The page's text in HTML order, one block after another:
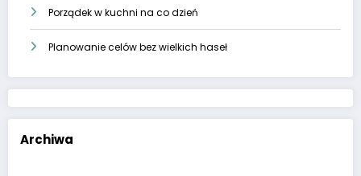
Porządek w kuchni na co dzień
Planowanie celów bez wielkich haseł
Archiwa